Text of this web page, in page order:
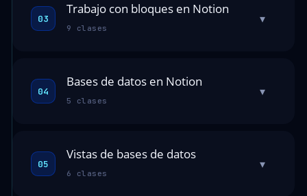
03
Trabajo con bloques en Notion
9 clases
▾
04
Bases de datos en Notion
5 clases
▾
05
Vistas de bases de datos
6 clases
▾